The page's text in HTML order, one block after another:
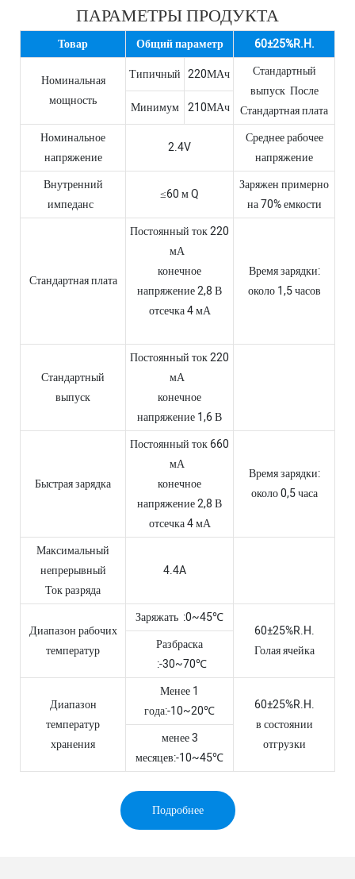
ПАРАМЕТРЫ ПРОДУКТА
Товар Общий параметр 60±25%R.H.
Номинальная
мощность
Типичный 220МАч
Стандартный
выпуск После
Стандартная плата
Минимум 210МАч
Номинальное
напряжение
2.4V
Среднее рабочее
напряжение
Внутренний
импеданс
≤60 м Q
Заряжен примерно
на 70% емкости
Стандартная плата
Постоянный ток 220
мА
конечное
напряжение 2,8 В
отсечка 4 мА
Время зарядки:
около 1,5 часов
Стандартный
выпуск
Постоянный ток 220
мА
конечное
напряжение 1,6 В
Быстрая зарядка
Постоянный ток 660
мА
конечное
напряжение 2,8 В
отсечка 4 мА
Время зарядки:
около 0,5 часа
Максимальный
непрерывный
Ток разряда
4.4A
Диапазон рабочих
температур
Заряжать :0~45℃
60±25%R.H.
Голая ячейка
Разбраска
:-30~70℃
Диапазон
температур
хранения
Менее 1
года:-10~20℃
60±25%R.H.
в состоянии
отгрузки
менее 3
месяцев:-10~45℃
Подробнее